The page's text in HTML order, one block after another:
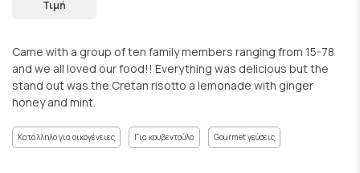
Τιμή
Came with a group of ten family members ranging from 15-78
and we all loved our food!! Everything was delicious but the
stand out was the Cretan risotto a lemonade with ginger
honey and mint.
Κατάλληλο για οικογένειες Για κουβεντούλα Gourmet γεύσεις